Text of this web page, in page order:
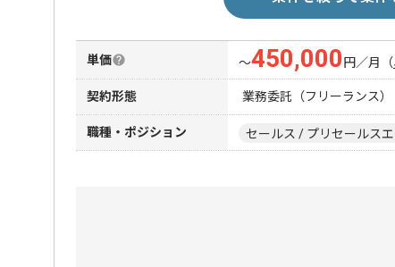
単価 〜450,000 円／月 （
契約形態 業務委託（フリーランス）
職種・ポジション セールス / プリセールス